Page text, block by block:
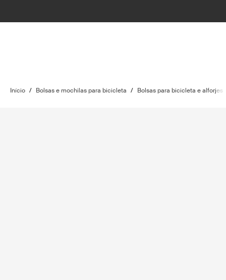
Início / Bolsas e mochilas para bicicleta / Bolsas para bicicleta e alforjes